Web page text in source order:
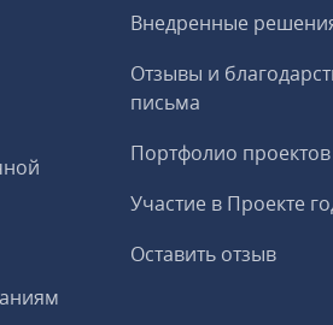
Внедренные
Отзывы и
письма
Портфолио проектов
Участие в Проекте
Оставить отзыв